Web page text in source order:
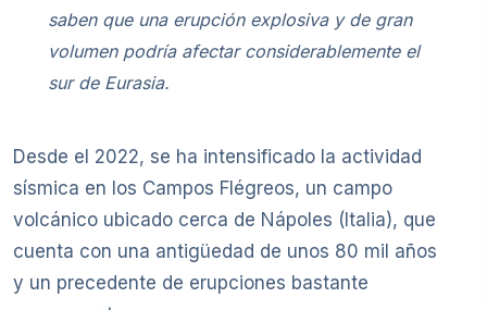
saben que una erupción explosiva y de gran
volumen podría afectar considerablemente el
sur de Eurasia.
Desde el 2022, se ha intensificado la actividad
sísmica en los Campos Flégreos, un campo
volcánico ubicado cerca de Nápoles (Italia), que
cuenta con una antigüedad de unos 80 mil años
y un precedente de erupciones bastante